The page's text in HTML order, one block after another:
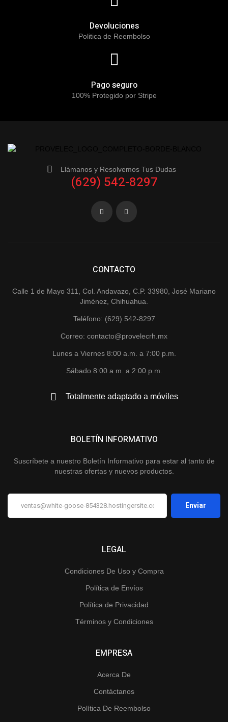
Devoluciones
Politica de Reembolso
Pago seguro
100% Protegido por Stripe
Llámanos y Resolvemos Tus Dudas
(629) 542-8297
CONTACTO
Calle 1 de Mayo 311, Col. Andavazo, C.P. 33980, José Mariano
Jiménez, Chihuahua.
Teléfono: (629) 542-8297
Correo: contacto@provelecrh.mx
Lunes a Viernes 8:00 a.m. a 7:00 p.m.
Sábado 8:00 a.m. a 2:00 p.m.
Totalmente adaptado a móviles
LEGAL
Condiciones De Uso y Compra
Política de Envíos
Política de Privacidad
Términos y Condiciones
EMPRESA
Acerca De
Contáctanos
Política De Reembolso
BOLETÍN INFORMATIVO
Suscríbete a nuestro Boletín Informativo para estar al tanto de
nuestras ofertas y nuevos productos.